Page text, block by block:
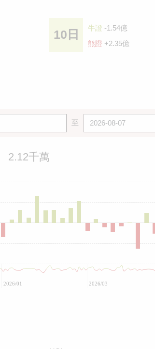
10日 牛證 -1.54億
熊證 +2.35億
至
2.12千萬
2026/01 2026/03